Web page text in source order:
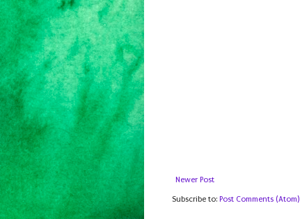
Newer Post
Subscribe to: Post Comments (Atom)